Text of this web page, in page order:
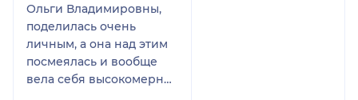
Ольги Владимировны,
поделилась очень
личным, а она над этим
посмеялась и вообще
вела себя высокомерно,